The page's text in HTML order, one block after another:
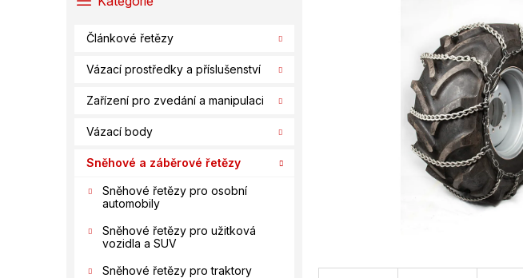
Článkové řetězy
Vázací prostředky a příslušenství
Zařízení pro zvedání a manipulaci
Vázací body
Sněhové a záběrové řetězy
Sněhové řetězy pro osobní
automobily
Sněhové řetězy pro užitková
vozidla a SUV
Sněhové řetězy pro traktory